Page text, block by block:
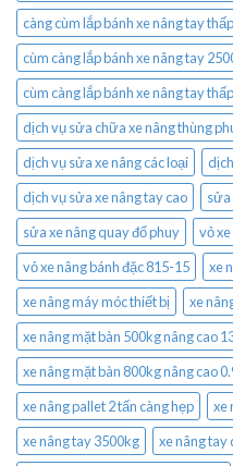
càng cùm lắp bánh xe nâng tay
cùm càng lắp bánh xe nâng tay
cùm càng lắp bánh xe nâng tay
dịch vụ sửa chữa xe nâng thùng
dịch vụ sửa xe nâng các loại
dịch vụ sửa xe nâng tay cao
sửa
sửa xe nâng quay đổ phuy
vỏ
vỏ xe nâng bánh đặc 815-15
xe
xe nâng máy móc thiết bị
xe
xe nâng mặt bàn 500kg nâng cao
xe nâng mặt bàn 800kg nâng cao
xe nâng pallet 2 tấn càng hẹp
xe
xe nâng tay 3500kg
xe nâng tay